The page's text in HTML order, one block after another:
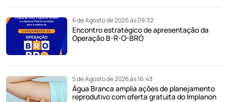
6 de Agosto de 2026 às 09:32
Encontro estratégico de apresentação da
Operação B-R-O-BRÓ
5 de Agosto de 2026 às 16:43
Água Branca amplia ações de planejamento
reprodutivo com oferta gratuita do Implanon